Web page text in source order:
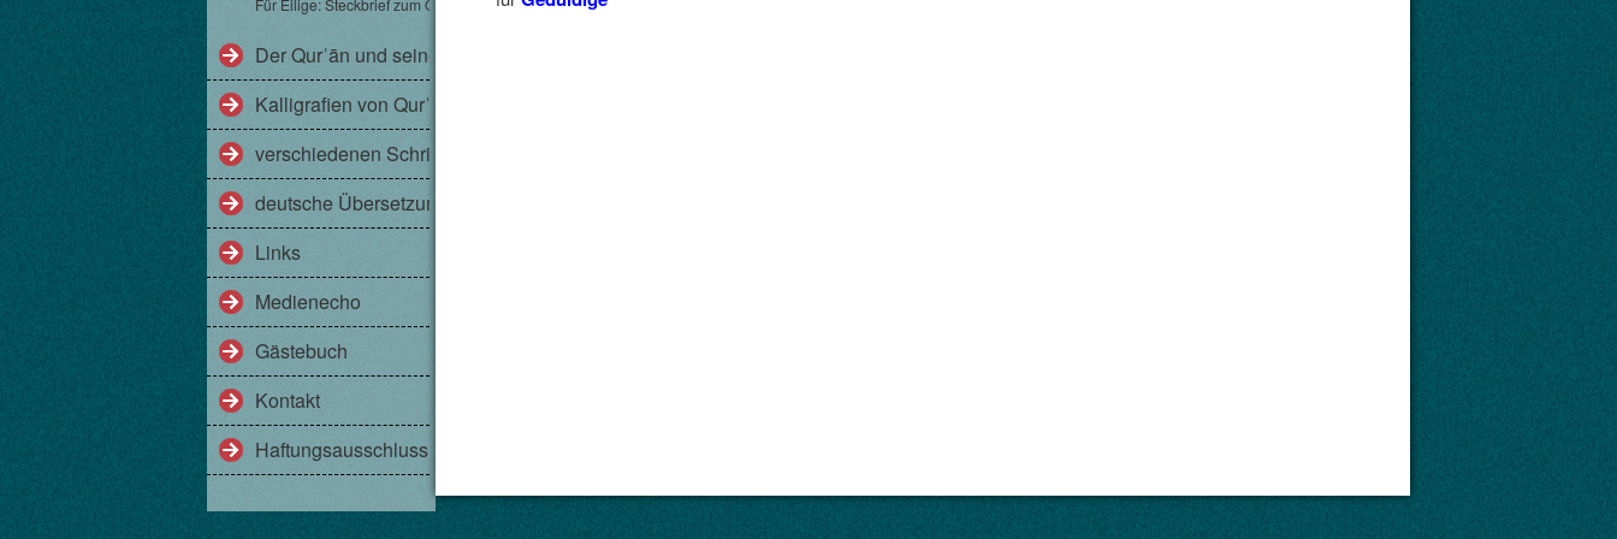
Für Eilige: Steckbrief zum Qurˈān
Der Qurˈān und seine Gesichter
Kalligrafien von Qurˈānversen
verschiedenen Schriftarten am Beispiel der Sure 112
deutsche Übersetzungen des Qurˈān
Links
Medienecho
Gästebuch
Kontakt
Haftungsausschluss (Disclaimer)